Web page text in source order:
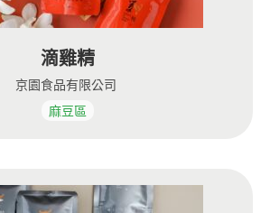
滴雞精
京園食品有限公司
麻豆區